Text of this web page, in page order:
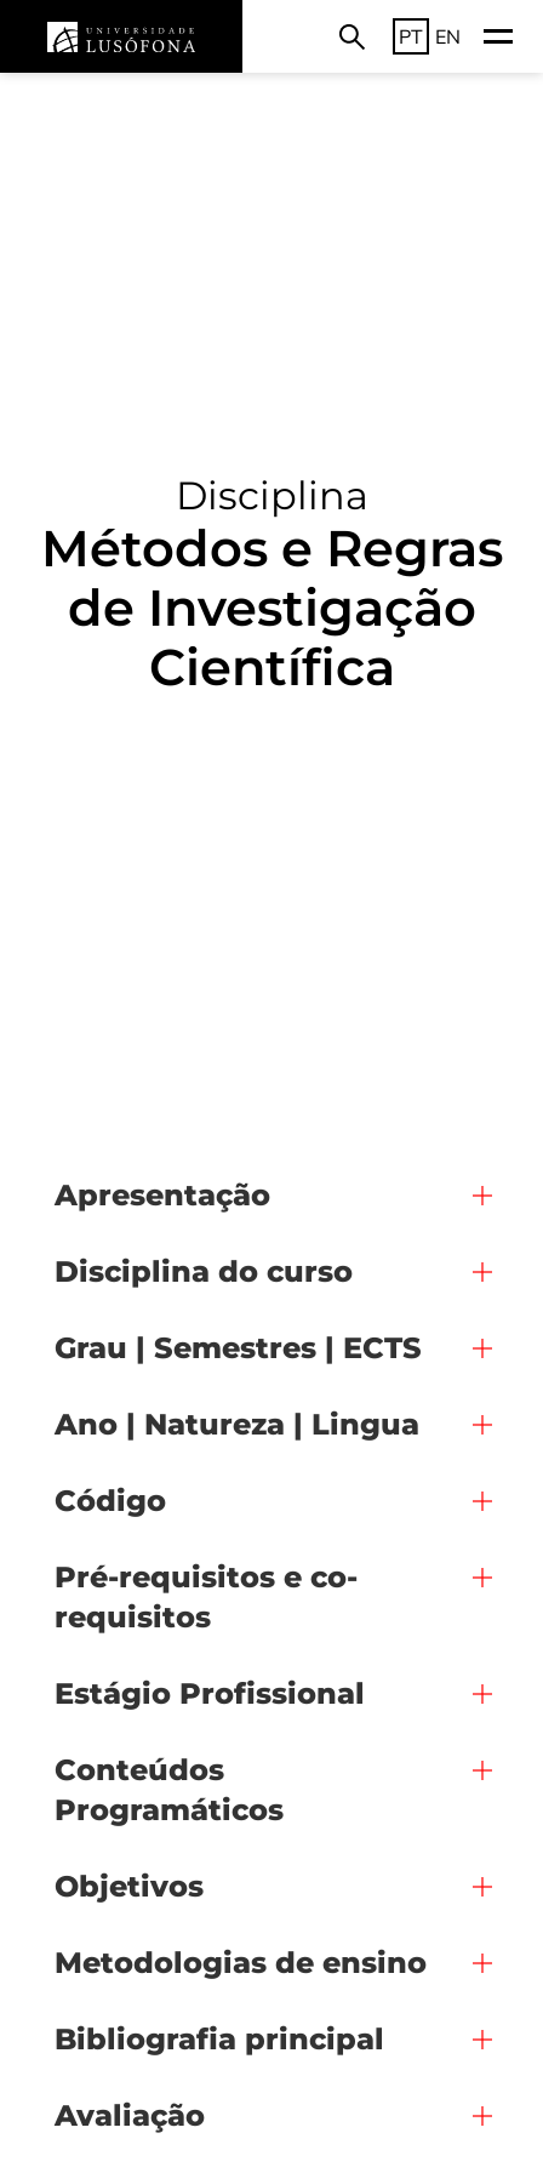
PT EN
Disciplina
Métodos e Regras
de Investigação
Científica
Apresentação
Disciplina do curso
Grau | Semestres | ECTS
Ano | Natureza | Lingua
Código
Pré-requisitos e co-
requisitos
Estágio Profissional
Conteúdos
Programáticos
Objetivos
Metodologias de ensino
Bibliografia principal
Avaliação